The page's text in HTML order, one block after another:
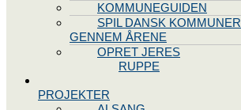
KOMMUNEGUIDEN
SPIL DANSK KOMMUNER
GENNEM ÅRENE
OPRET JERES
STYREGRUPPE
PROJEKTER